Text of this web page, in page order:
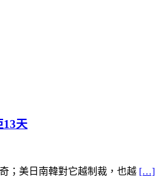
13天
；美日南韓對它越制裁，也越 […]